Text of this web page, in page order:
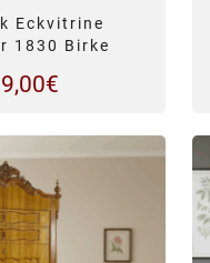
Eckvitrine
1830 Birke
€